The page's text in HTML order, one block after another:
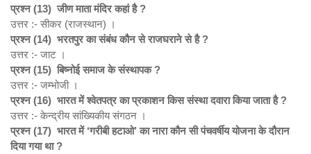
प्रश्न (13) जीण माता मंदिर कहां है ?
उत्तर :- सीकर (राजस्थान) ।
प्रश्न (14) भरतपुर का संबंध कौन से राजघराने से है ?
उत्तर :- जाट ।
प्रश्न (15) बिष्नोई समाज के संस्थापक ?
उत्तर :- जम्भोजी ।
प्रश्न (16) भारत में श्‍वेतपत्र का प्रकाशन किस संस्‍था दवारा किया जाता है ?
उत्तर :- केन्‍द्रीय सांख्यिकीय संगठन ।
प्रश्न (17) भारत में ‘गरीबी हटाओ’ का नारा कौन सी पंचवर्षीय योजना के दौरान
दिया गया था ?